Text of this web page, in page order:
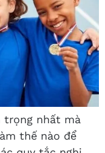
trọng nhất mà
thế nào để